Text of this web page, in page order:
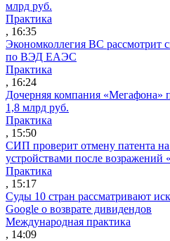
млрд руб.
Практика
, 16:35
Экономколлегия ВС рассмотрит
по ВЭД ЕАЭС
Практика
, 16:24
Дочерняя компания «Мегафона»
1,8 млрд руб.
Практика
, 15:50
СИП проверит отмену патента
устройствами после возражений
Практика
, 15:17
Суды 10 стран рассматривают
Google о возврате дивидендов
Международная практика
, 14:09